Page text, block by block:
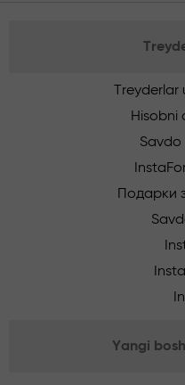
Treyderlar
Hisobni
Подарки
Yangi